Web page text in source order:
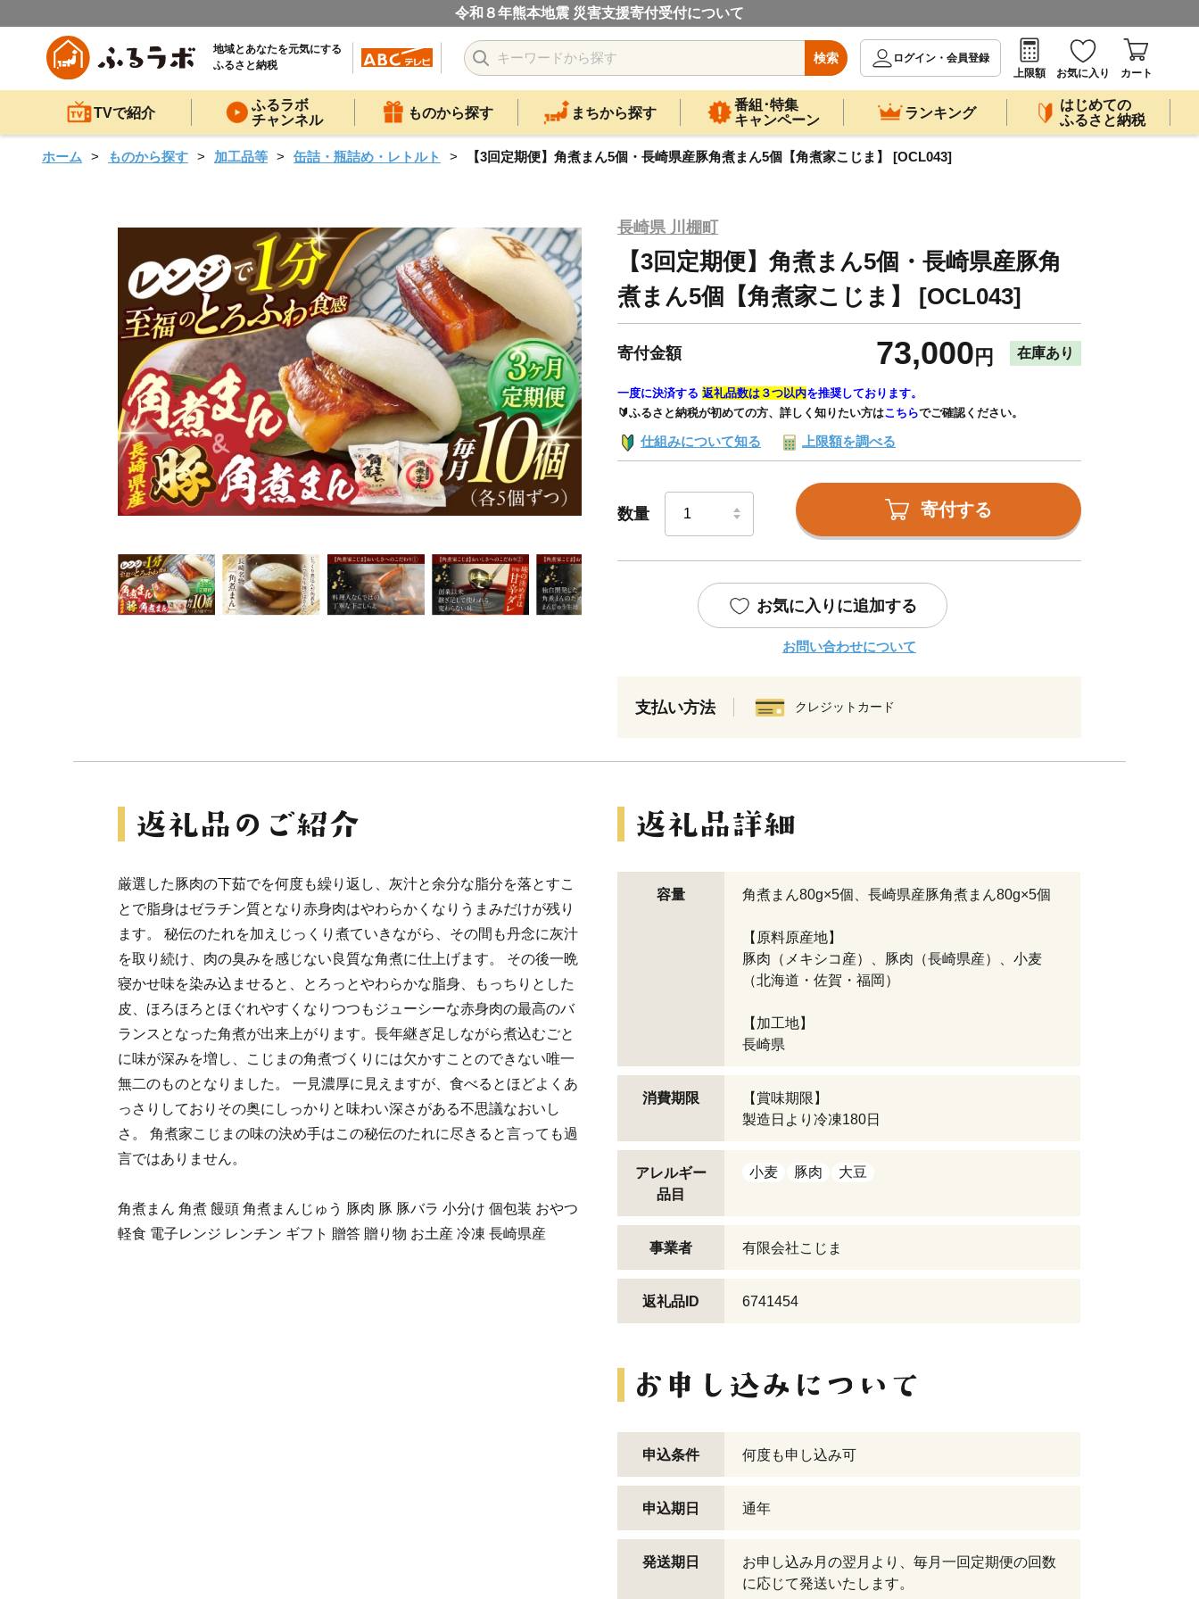
令和８年熊本地震 災害支援寄付受付について
地域とあなたを元気にする
ふるさと納税
検索
ログイン・会員登録
上限額
お気に入り カート
TVで紹介
ふるラボ
チャンネル
ものから探す まちから探す
番組･特集
キャンペーン
ランキング
はじめての
ふるさと納税
ホーム ものから探す 加工品等 缶詰・瓶詰め・レトルト 【3回定期便】角煮まん5個・長崎県産豚角煮まん5個【角煮家こじま】 [OCL043]
長崎県 川棚町
【3回定期便】角煮まん5個・長崎県産豚角
煮まん5個【角煮家こじま】 [OCL043]
寄付金額 73,000 円 在庫あり
一度に決済する 返礼品数は３つ以内を推奨しております。
🔰ふるさと納税が初めての方、詳しく知りたい方はこちらでご確認ください。
仕組みについて知る 上限額を調べる
数量 寄付する
お気に入りに追加する
お問い合わせについて
支払い方法 クレジットカード
厳選した豚肉の下茹でを何度も繰り返し、灰汁と余分な脂分を落とすこ
とで脂身はゼラチン質となり赤身肉はやわらかくなりうまみだけが残り
ます。 秘伝のたれを加えじっくり煮ていきながら、その間も丹念に灰汁
を取り続け、肉の臭みを感じない良質な角煮に仕上げます。 その後一晩
寝かせ味を染み込ませると、とろっとやわらかな脂身、もっちりとした
皮、ほろほろとほぐれやすくなりつつもジューシーな赤身肉の最高のバ
ランスとなった角煮が出来上がります。長年継ぎ足しながら煮込むごと
に味が深みを増し、こじまの角煮づくりには欠かすことのできない唯一
無二のものとなりました。 一見濃厚に見えますが、食べるとほどよくあ
っさりしておりその奥にしっかりと味わい深さがある不思議なおいし
さ。 角煮家こじまの味の決め手はこの秘伝のたれに尽きると言っても過
言ではありません。
角煮まん 角煮 饅頭 角煮まんじゅう 豚肉 豚 豚バラ 小分け 個包装 おやつ
軽食 電子レンジ レンチン ギフト 贈答 贈り物 お土産 冷凍 長崎県産
容量 角煮まん80g×5個、長崎県産豚角煮まん80g×5個
【原料原産地】
豚肉（メキシコ産）、豚肉（長崎県産）、小麦
（北海道・佐賀・福岡）
【加工地】
長崎県
消費期限
【賞味期限】
製造日より冷凍180日
アレルギー
品目
小麦 豚肉 大豆
事業者 有限会社こじま
返礼品ID 6741454
申込条件 何度も申し込み可
申込期日 通年
発送期日
お申し込み月の翌月より、毎月一回定期便の回数
に応じて発送いたします。